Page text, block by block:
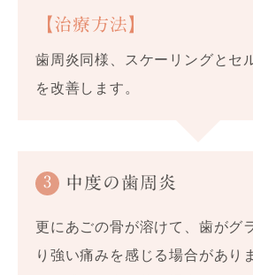
【治療方法】
歯周炎同様、スケーリングとセ
を改善します。
3 中度の歯周炎
更にあごの骨が溶けて、歯がグ
り強い痛みを感じる場合があり